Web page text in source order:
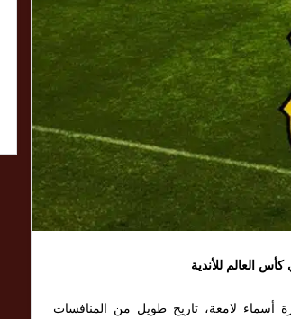
العالم للأندية
أسماء لامعة، تاريخ طويل من المنافسات